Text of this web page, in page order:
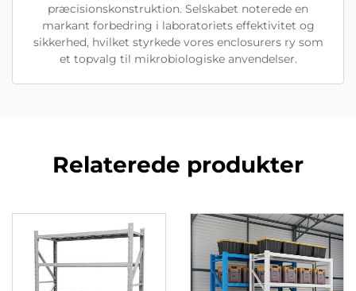
præcisionskonstruktion. Selskabet noterede en
markant forbedring i laboratoriets effektivitet og
sikkerhed, hvilket styrkede vores enclosurers ry som
et topvalg til mikrobiologiske anvendelser.
Relaterede produkter